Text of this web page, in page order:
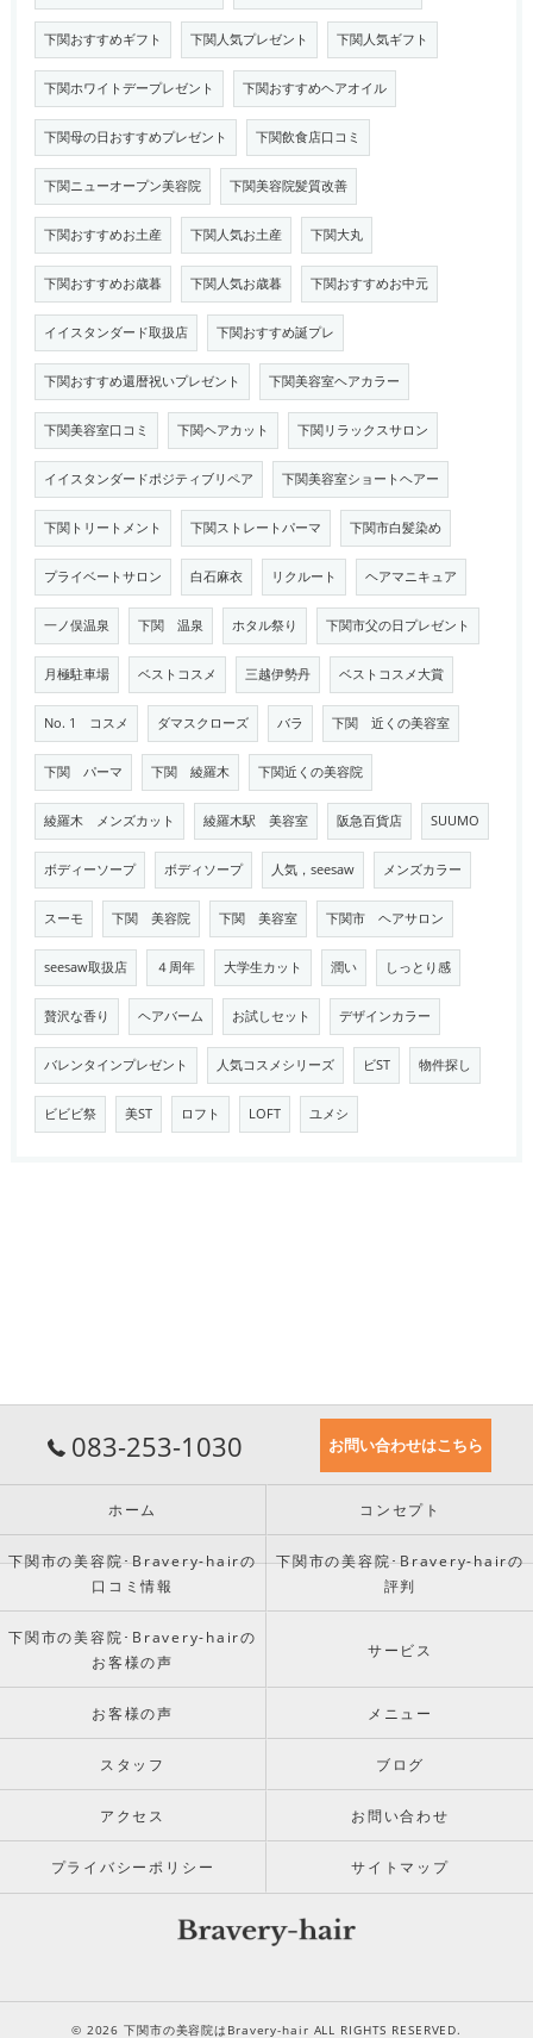
下関おすすめギフト 下関人気プレゼント 下関人気ギフト
下関ホワイトデープレゼント 下関おすすめヘアオイル
下関母の日おすすめプレゼント 下関飲食店口コミ
下関ニューオープン美容院 下関美容院髪質改善
下関おすすめお土産 下関人気お土産 下関大丸
下関おすすめお歳暮 下関人気お歳暮 下関おすすめお中元
イイスタンダード取扱店 下関おすすめ誕プレ
下関おすすめ還暦祝いプレゼント 下関美容室ヘアカラー
下関美容室口コミ 下関ヘアカット 下関リラックスサロン
イイスタンダードポジティブリペア 下関美容室ショートヘアー
下関トリートメント 下関ストレートパーマ 下関市白髪染め
プライベートサロン 白石麻衣 リクルート ヘアマニキュア
一ノ俣温泉 下関 温泉 ホタル祭り 下関市父の日プレゼント
月極駐車場 ベストコスメ 三越伊勢丹 ベストコスメ大賞
No. 1 コスメ ダマスクローズ バラ 下関 近くの美容室
下関 パーマ 下関 綾羅木 下関近くの美容院
綾羅木 メンズカット 綾羅木駅 美容室 阪急百貨店 SUUMO
ボディーソープ ボディソープ 人気，seesaw メンズカラー
スーモ 下関 美容院 下関 美容室 下関市 ヘアサロン
seesaw取扱店 ４周年 大学生カット 潤い しっとり感
贅沢な香り ヘアバーム お試しセット デザインカラー
バレンタインプレゼント 人気コスメシリーズ ビST 物件探し
ビビビ祭 美ST ロフト LOFT ユメシ
083-253-1030 お問い合わせはこちら
ホーム コンセプト
下関市の美容院･Bravery-hairの
口コミ情報
下関市の美容院･Bravery-hairの
評判
下関市の美容院･Bravery-hairの
お客様の声
サービス
お客様の声 メニュー
スタッフ ブログ
アクセス お問い合わせ
プライバシーポリシー サイトマップ
© 2026 下関市の美容院はBravery-hair ALL RIGHTS RESERVED.